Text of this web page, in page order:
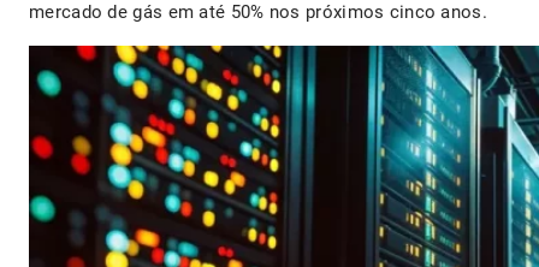
mercado de gás em até 50% nos próximos cinco anos.